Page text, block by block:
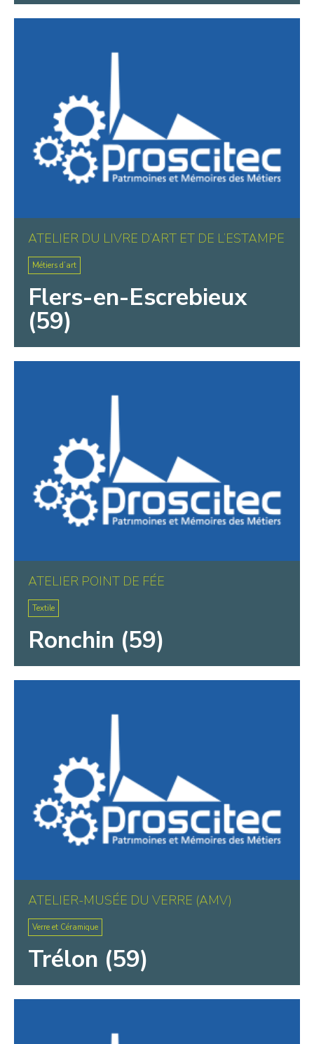
ATELIER DU LIVRE D’ART ET DE L’ESTAMPE
Métiers d’art
Flers-en-Escrebieux
(59)
ATELIER POINT DE FÉE
Textile
Ronchin (59)
ATELIER-MUSÉE DU VERRE (AMV)
Verre et Céramique
Trélon (59)